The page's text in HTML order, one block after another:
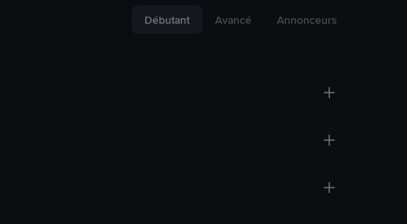
Débutant Avancé Annonceurs